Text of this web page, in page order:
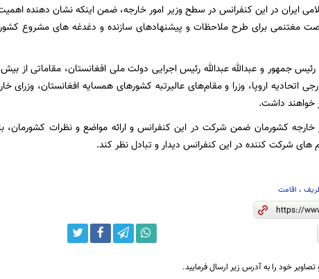
ایران در این کنفرانس در سطح وزیر امور خارجه، ضمن اینکه نشان دهنده
مغتنمی برای طرح ملاحظات و پیشنهادهای سازنده و دغدغه های مشروع
اروپا، وزرا و مقام‌های عالیرتبه کشورهای همسایه افغانستان، وزرای
خواهند داشت.
خارجه کشورمان ضمن شرکت در این کنفرانس و ارائه مواضع و نظرات کشورمان،
های شرکت کننده در این کنفرانس دیدار و تبادل نظر کند.
، اقامت
خود را به آدرس زیر ارسال فرمایید.